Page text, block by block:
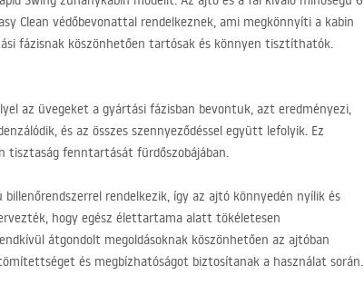
Clean védőbevonattal rendelkeznek, ami megkönnyíti a kabin
fázisnak köszönhetően tartósak és könnyen tisztíthatók.
az üvegeket a gyártási fázisban bevontuk, azt eredményezi,
és az összes szennyeződéssel együtt lefolyik. Ez
tisztaság fenntartását fürdőszobájában.
billenőrendszerrel rendelkezik, így az ajtó könnyedén nyílik és
hogy egész élettartama alatt tökéletesen
átgondolt megoldásoknak köszönhetően az ajtóban
és megbízhatóságot biztosítanak a használat során.